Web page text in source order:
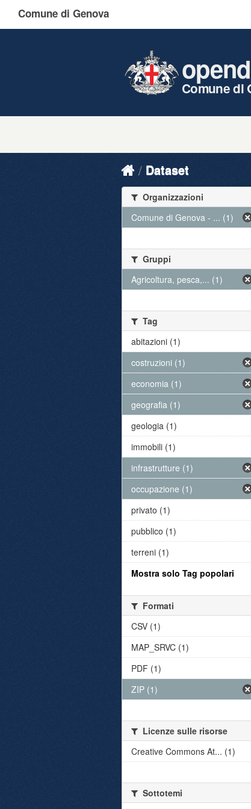
Comune di Genova
Comune di
Dataset
Organizzazioni
Comune di Genova - ... (1)
Gruppi
Agricoltura, pesca,... (1)
Tag
abitazioni (1)
costruzioni (1)
economia (1)
geografia (1)
geologia (1)
immobili (1)
infrastrutture (1)
occupazione (1)
privato (1)
pubblico (1)
terreni (1)
Mostra solo Tag popolari
Formati
CSV (1)
MAP_SRVC (1)
PDF (1)
ZIP (1)
Licenze sulle risorse
Creative Commons At... (1)
Sottotemi